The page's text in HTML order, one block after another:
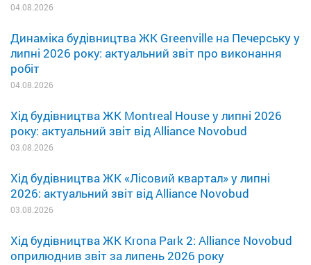
04.08.2026
Динаміка будівництва ЖК Greenville на Печерську у
липні 2026 року: актуальний звіт про виконання
робіт
04.08.2026
Хід будівництва ЖК Montreal House у липні 2026
року: актуальний звіт від Alliance Novobud
03.08.2026
Хід будівництва ЖК «Лісовий квартал» у липні
2026: актуальний звіт від Alliance Novobud
03.08.2026
Хід будівництва ЖК Krona Park 2: Alliance Novobud
оприлюднив звіт за липень 2026 року